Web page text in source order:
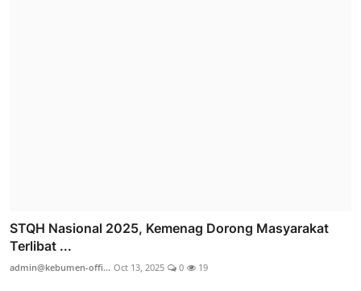
STQH Nasional 2025, Kemenag Dorong Masyarakat
Terlibat ...
admin@kebumen-offi... Oct 13, 2025 0 19